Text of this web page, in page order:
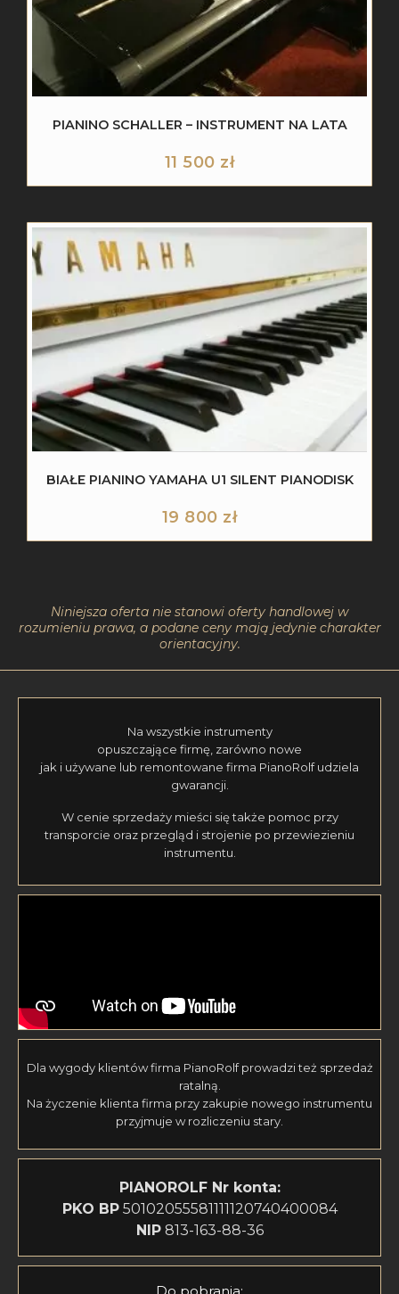
PIANINO SCHALLER – INSTRUMENT NA LATA
11 500 zł
BIAŁE PIANINO YAMAHA U1 SILENT PIANODISK
19 800 zł
Niniejsza oferta nie stanowi oferty handlowej w
rozumieniu prawa, a podane ceny mają jedynie charakter
orientacyjny.
Na wszystkie instrumenty
opuszczające firmę, zarówno nowe
jak i używane lub remontowane firma PianoRolf udziela
gwarancji.
W cenie sprzedaży mieści się także pomoc przy
transporcie oraz przegląd i strojenie po przewiezieniu
instrumentu.
Dla wygody klientów firma PianoRolf prowadzi też sprzedaż
ratalną.
Na życzenie klienta firma przy zakupie nowego instrumentu
przyjmuje w rozliczeniu stary.
PIANOROLF Nr konta:
PKO BP50102055581111120740400084
NIP813-163-88-36